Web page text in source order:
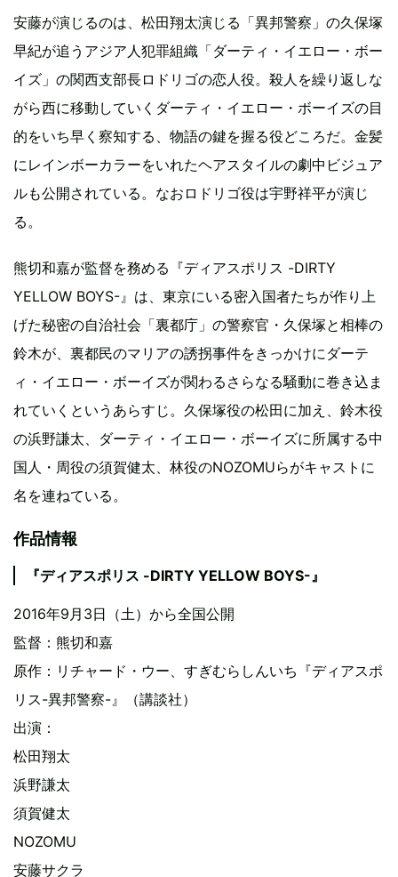
安藤が演じるのは、松田翔太演じる「異邦警察」の久保塚
早紀が追うアジア人犯罪組織「ダーティ・イエロー・ボー
イズ」の関西支部長ロドリゴの恋人役。殺人を繰り返しな
がら西に移動していくダーティ・イエロー・ボーイズの目
的をいち早く察知する、物語の鍵を握る役どころだ。金髪
にレインボーカラーをいれたヘアスタイルの劇中ビジュア
ルも公開されている。なおロドリゴ役は宇野祥平が演じ
る。
熊切和嘉が監督を務める『ディアスポリス -DIRTY
YELLOW BOYS-』は、東京にいる密入国者たちが作り上
げた秘密の自治社会「裏都庁」の警察官・久保塚と相棒の
鈴木が、裏都民のマリアの誘拐事件をきっかけにダーテ
ィ・イエロー・ボーイズが関わるさらなる騒動に巻き込ま
れていくというあらすじ。久保塚役の松田に加え、鈴木役
の浜野謙太、ダーティ・イエロー・ボーイズに所属する中
国人・周役の須賀健太、林役のNOZOMUらがキャストに
名を連ねている。
作品情報
『ディアスポリス -DIRTY YELLOW BOYS-』
2016年9月3日（土）から全国公開
監督：熊切和嘉
原作：リチャード・ウー、すぎむらしんいち『ディアスポ
リス-異邦警察-』（講談社）
出演：
松田翔太
浜野謙太
須賀健太
NOZOMU
安藤サクラ